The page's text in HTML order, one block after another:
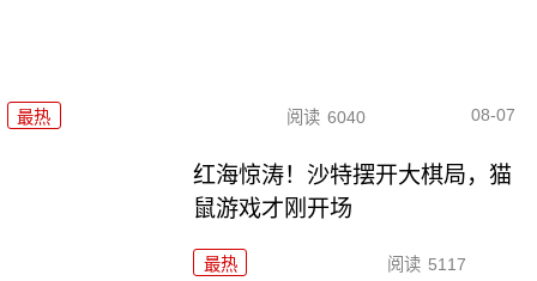
最热 阅读 6040 08-07
红海惊涛！沙特摆开大棋局，猫
鼠游戏才刚开场
最热 阅读 5117